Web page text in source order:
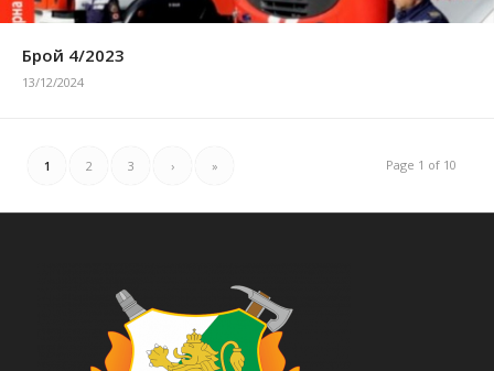
Брой 4/2023
13/12/2024
Page 1 of 10
1 2 3 › »